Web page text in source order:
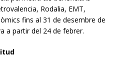
Rodalia, EMT,
fins al 31 de desembre de
a partir del 24 de febrer.